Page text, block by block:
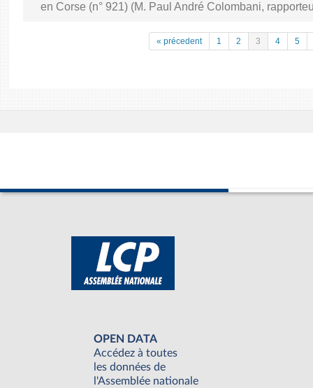
en Corse (n° 921) (M. Paul André Colombani,
« précedent 1 2 3 4 5
OPEN DATA
Accédez à toutes
les données de
l'Assemblée nationale